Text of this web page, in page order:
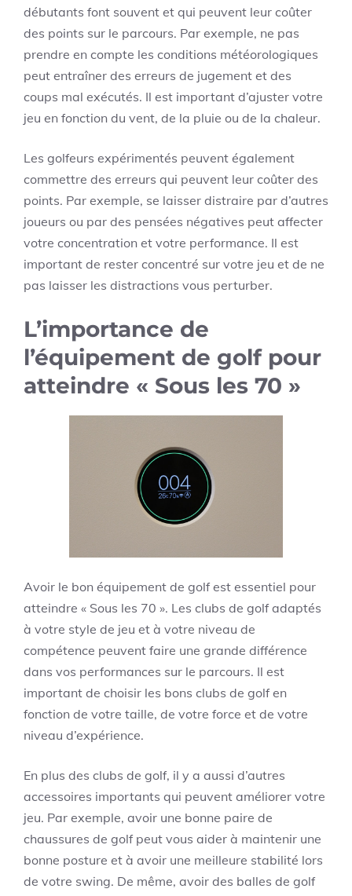
débutants font souvent et qui peuvent leur coûter
des points sur le parcours. Par exemple, ne pas
prendre en compte les conditions météorologiques
peut entraîner des erreurs de jugement et des
coups mal exécutés. Il est important d’ajuster votre
jeu en fonction du vent, de la pluie ou de la chaleur.
Les golfeurs expérimentés peuvent également
commettre des erreurs qui peuvent leur coûter des
points. Par exemple, se laisser distraire par d’autres
joueurs ou par des pensées négatives peut affecter
votre concentration et votre performance. Il est
important de rester concentré sur votre jeu et de ne
pas laisser les distractions vous perturber.
L’importance de
l’équipement de golf pour
atteindre « Sous les 70 »
Avoir le bon équipement de golf est essentiel pour
atteindre « Sous les 70 ». Les clubs de golf adaptés
à votre style de jeu et à votre niveau de
compétence peuvent faire une grande différence
dans vos performances sur le parcours. Il est
important de choisir les bons clubs de golf en
fonction de votre taille, de votre force et de votre
niveau d’expérience.
En plus des clubs de golf, il y a aussi d’autres
accessoires importants qui peuvent améliorer votre
jeu. Par exemple, avoir une bonne paire de
chaussures de golf peut vous aider à maintenir une
bonne posture et à avoir une meilleure stabilité lors
de votre swing. De même, avoir des balles de golf